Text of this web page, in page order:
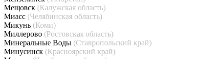
Мещовск (Калужская область)
Миасс (Челябинская область)
Микунь (Коми)
Миллерово (Ростовская область)
Минеральные Воды (Ставропольский край)
Минусинск (Красноярский край)